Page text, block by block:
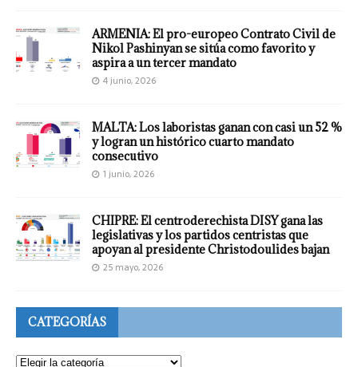
ARMENIA: El pro-europeo Contrato Civil de
Nikol Pashinyan se sitúa como favorito y
aspira a un tercer mandato
4 junio, 2026
MALTA: Los laboristas ganan con casi un 52 %
y logran un histórico cuarto mandato
consecutivo
1 junio, 2026
CHIPRE: El centroderechista DISY gana las
legislativas y los partidos centristas que
apoyan al presidente Christodoulides bajan
25 mayo, 2026
CATEGORÍAS